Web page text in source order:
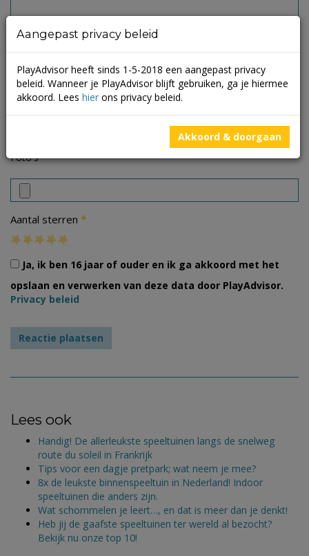
Foto's
Aantal sterren *
Ja, ik ben 16 jaar of ouder en ik ga akkoord met het
opslaan en verwerken van deze data door PlayAdvisor.
Privacy beleid
Lees ook
Handig! De allerleukste speeltuinen langs de snelweg
route du soleil in Frankrijk
Tips voor een dagje pretpark; wat neem je mee?
8x de leukste binnenspeeltuin in Nederland! Indoor
speeltuinen die anders zijn.
Wat schommelen je leert…, en dat is meer dan je denkt!
Heb jij de gaafste speeltuinen ter wereld al bezocht?
Bekijk nu onze top 10!
Aangepast privacy beleid
PlayAdvisor heeft sinds 1-5-2018 een aangepast privacy
beleid. Wanneer je PlayAdvisor blijft gebruiken, ga je hiermee
akkoord. Lees hier ons privacy beleid.
Akkoord & doorgaan